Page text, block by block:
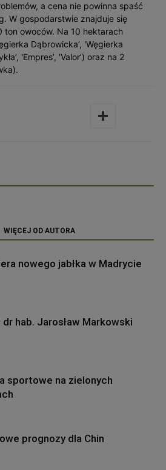
a cena nie powinna spaść
W gospodarstwie znajduje się
ton owoców. Na 10 hektarach
Dąbrowicka’, 'Węgierka
'Empres’, 'Valor’) oraz na 2
WIĘCEJ OD AUTORA
nowego jabłka w Madrycie
dr hab. Jarosław Markowski
sportowe na zielonych
prognozy dla Chin